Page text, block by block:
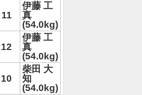
11
伊藤 工
真
(54.0kg)
12
伊藤 工
真
(54.0kg)
10
柴田 大
知
(54.0kg)